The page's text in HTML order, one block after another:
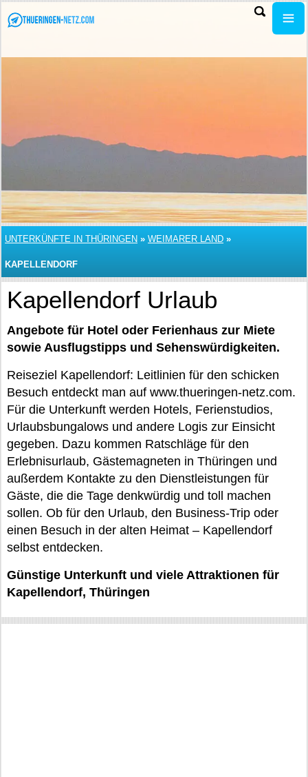
UNTERKÜNFTE IN THÜRINGEN » WEIMARER LAND »
KAPELLENDORF
Kapellendorf Urlaub
Angebote für Hotel oder Ferienhaus zur Miete
sowie Ausflugstipps und Sehenswürdigkeiten.
Reiseziel Kapellendorf: Leitlinien für den schicken
Besuch entdeckt man auf www.thueringen-netz.com.
Für die Unterkunft werden Hotels, Ferienstudios,
Urlaubsbungalows und andere Logis zur Einsicht
gegeben. Dazu kommen Ratschläge für den
Erlebnisurlaub, Gästemagneten in Thüringen und
außerdem Kontakte zu den Dienstleistungen für
Gäste, die die Tage denkwürdig und toll machen
sollen. Ob für den Urlaub, den Business-Trip oder
einen Besuch in der alten Heimat – Kapellendorf
selbst entdecken.
Günstige Unterkunft und viele Attraktionen für
Kapellendorf, Thüringen